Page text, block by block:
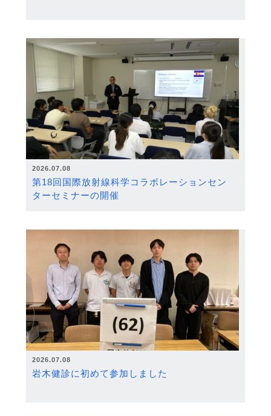
2026.07.08
第18回国際放射線科学コラボレーションセン
ターセミナーの開催
2026.07.08
岩木健診に初めて参加しました